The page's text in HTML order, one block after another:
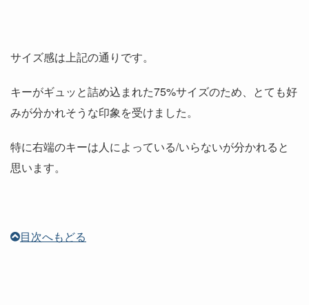
サイズ感は上記の通りです。
キーがギュッと詰め込まれた75%サイズのため、とても好
みが分かれそうな印象を受けました。
特に右端のキーは人によっている/いらないが分かれると
思います。
目次へもどる